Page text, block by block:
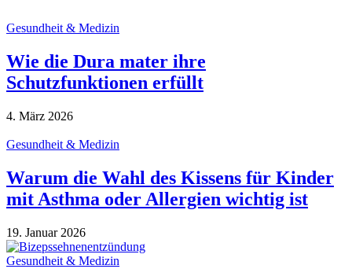
Gesundheit & Medizin
Wie die Dura mater ihre
Schutzfunktionen erfüllt
4. März 2026
Gesundheit & Medizin
Warum die Wahl des Kissens für Kinder
mit Asthma oder Allergien wichtig ist
19. Januar 2026
Gesundheit & Medizin